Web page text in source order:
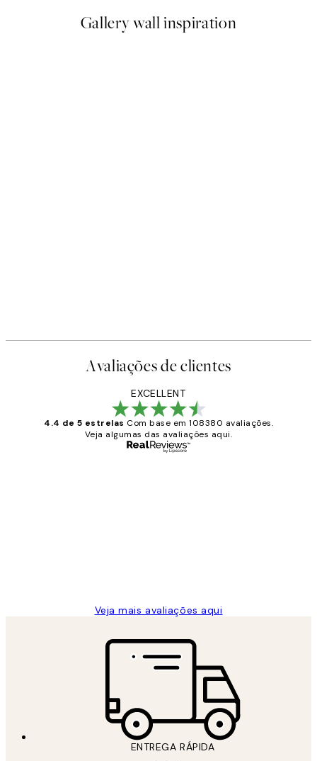
Gallery wall inspiration
Avaliações de clientes
EXCELLENT
4.4 de 5 estrelas Com base em 108380 avaliações.
Veja algumas das avaliações aqui.
Veja mais avaliações aqui
ENTREGA RÁPIDA